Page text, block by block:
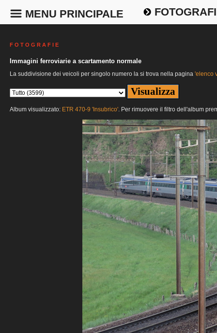
MENU PRINCIPALE
F O T O G R A F I E
Immagini ferroviarie a scartamento normale
La suddivisione dei veicoli per singolo numero la si trova nella pagina 'elenco
Album visualizzato: ETR 470-9 'Insubrico'. Per rimuovere il filtro dell'album